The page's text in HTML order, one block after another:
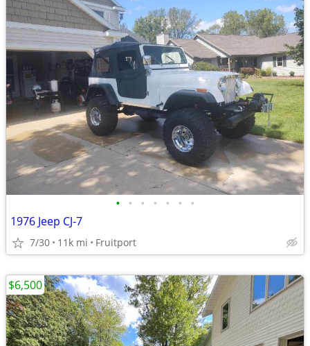
• • • • • • •
1976 Jeep CJ-7
7/30 11k mi Fruitport
$6,500